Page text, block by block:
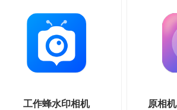
大小：218.50M
平台：安卓
分类：安卓桌面
语言：简体中文
查看详情
大小：
分类：安卓
工作蜂水印相机 原相